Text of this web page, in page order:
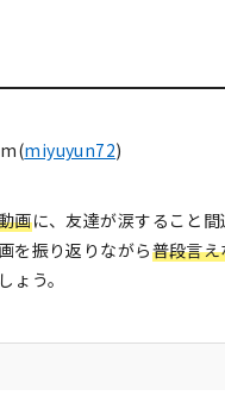
miyuyun72)
画に、友達が涙すること間
を振り返りながら普段言
ょう。